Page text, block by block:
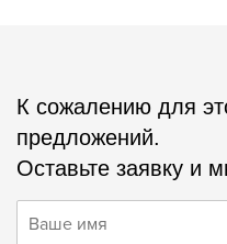
К сожалению для
предложений.
Оставьте заявку и